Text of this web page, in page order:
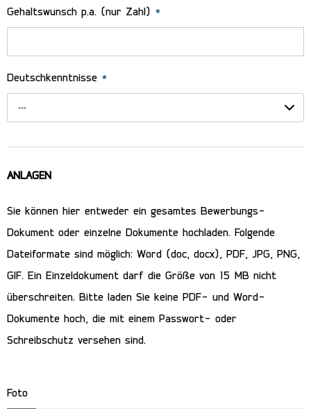
Gehaltswunsch p.a. (nur Zahl) *
Deutschkenntnisse *
---
ANLAGEN
Sie können hier entweder ein gesamtes Bewerbungs-
Dokument oder einzelne Dokumente hochladen. Folgende
Dateiformate sind möglich: Word (doc, docx), PDF, JPG, PNG,
GIF. Ein Einzeldokument darf die Größe von 15 MB nicht
überschreiten. Bitte laden Sie keine PDF- und Word-
Dokumente hoch, die mit einem Passwort- oder
Schreibschutz versehen sind.
Foto